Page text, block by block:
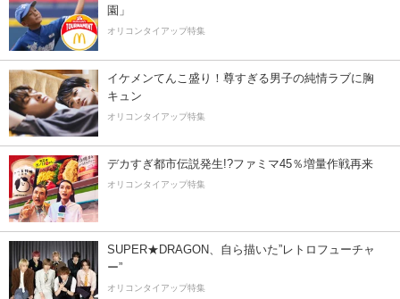
園」
オリコンタイアップ特集
イケメンてんこ盛り！尊すぎる男子の純情ラブに胸
キュン
オリコンタイアップ特集
デカすぎ都市伝説発生!?ファミマ45％増量作戦再来
オリコンタイアップ特集
SUPER★DRAGON、自ら描いた”レトロフューチャ
ー”
オリコンタイアップ特集